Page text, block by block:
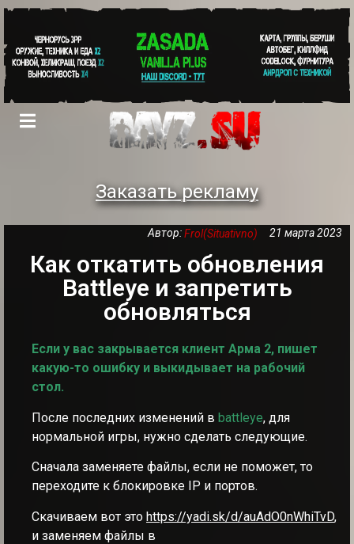
Заказать рекламу
Автор:Frol(Situativno) 21 марта 2023
Как откатить обновления
Battleye и запретить
обновляться
Если у вас закрывается клиент Арма 2, пишет
какую-то ошибку и выкидывает на рабочий
стол.
После последних изменений в battleye, для
нормальной игры, нужно сделать следующие.
Сначала заменяете файлы, если не поможет, то
переходите к блокировке IP и портов.
Скачиваем вот это https://yadi.sk/d/auAdO0nWhiTvD,
и заменяем файлы в